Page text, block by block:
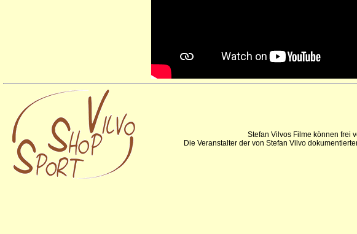
Stefan Vilvos Filme können frei
Die Veranstalter der von Stefan Vilvo